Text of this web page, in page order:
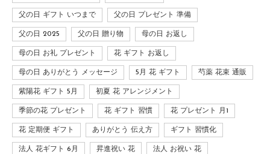
父の日 ギフト いつまで 父の日 プレゼント 準備
父の日 2025 父の日 贈り物 母の日 お返し
母の日 お礼 プレゼント 花 ギフト お返し
母の日 ありがとう メッセージ 5月 花 ギフト 芍薬 花束 通販
紫陽花 ギフト 5月 初夏 花 アレンジメント
季節の花 プレゼント 花 ギフト 習慣 花 プレゼント 月1
花 定期便 ギフト ありがとう 伝え方 ギフト 習慣化
法人 花ギフト 6月 昇進祝い 花 法人 お祝い 花